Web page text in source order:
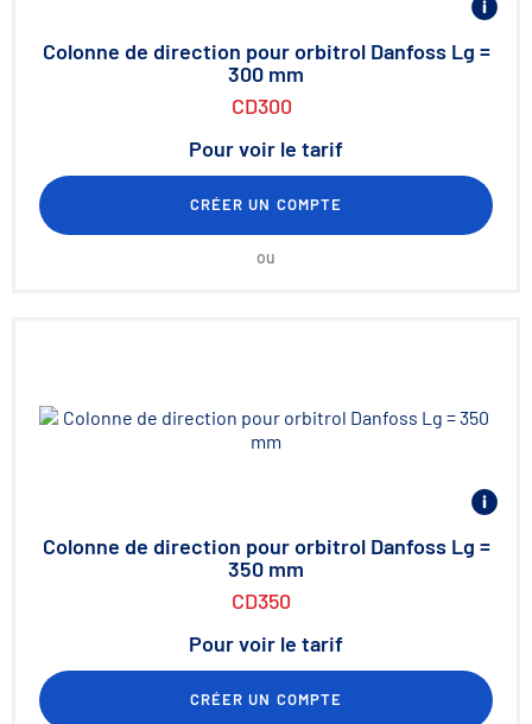
Colonne de direction pour orbitrol Danfoss Lg =
300 mm
CD300
Pour voir le tarif
CRÉER UN COMPTE
ou
Colonne de direction pour orbitrol Danfoss Lg =
350 mm
CD350
Pour voir le tarif
CRÉER UN COMPTE